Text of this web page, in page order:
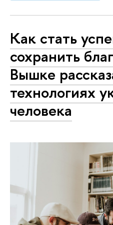
Как стать
сохранить
Вышке
технологиях
человека